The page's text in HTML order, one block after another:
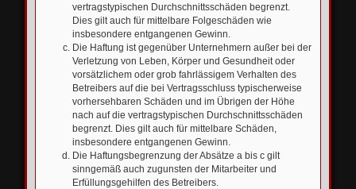
vertragstypischen Durchschnittsschäden begrenzt.
Dies gilt auch für mittelbare Folgeschäden wie
insbesondere entgangenen Gewinn.
Die Haftung ist gegenüber Unternehmern außer bei der
Verletzung von Leben, Körper und Gesundheit oder
vorsätzlichem oder grob fahrlässigem Verhalten des
Betreibers auf die bei Vertragsschluss typischerweise
vorhersehbaren Schäden und im Übrigen der Höhe
nach auf die vertragstypischen Durchschnittsschäden
begrenzt. Dies gilt auch für mittelbare Schäden,
insbesondere entgangenen Gewinn.
Die Haftungsbegrenzung der Absätze a bis c gilt
sinngemäß auch zugunsten der Mitarbeiter und
Erfüllungsgehilfen des Betreibers.